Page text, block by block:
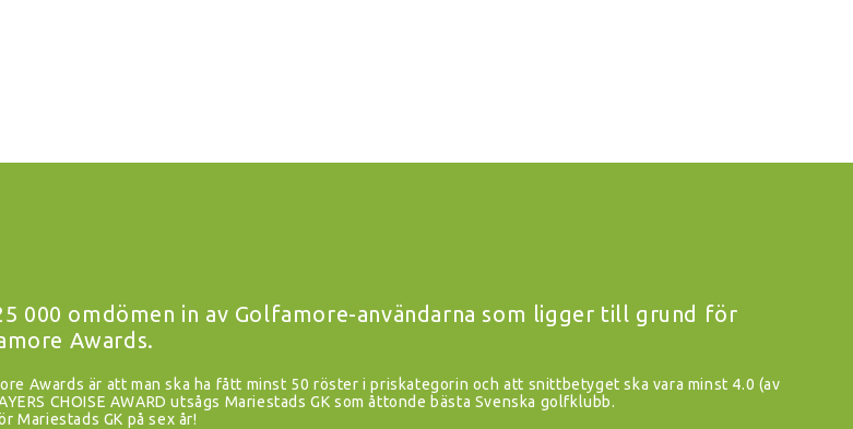
000 omdömen in av Golfamore-användarna som ligger till grund för
Awards.
Awards är att man ska ha fått minst 50 röster i priskategorin och att snittbetyget ska vara minst 4.0 (av
CHOISE AWARD utsågs Mariestads GK som åttonde bästa Svenska golfklubb.
Mariestads GK på sex år!